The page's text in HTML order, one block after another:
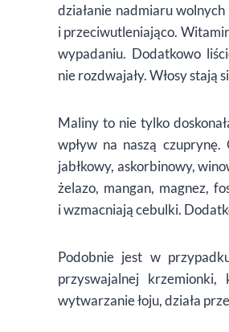
działanie nadmiaru
i przeciwutleniająco.
wypadaniu. Dodatkowo
nie rozdwajały. Włosy stają
Maliny to nie tylko
wpływ na naszą
jabłkowy, askorbinowy,
żelazo, mangan, magnez,
i wzmacniają cebulki.
Podobnie jest w
przyswajalnej
wytwarzanie łoju, działa